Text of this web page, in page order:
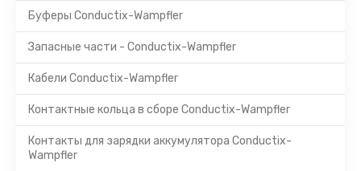
Буферы Conductix-Wampfler
Запасные части - Conductix-Wampfler
Кабели Conductix-Wampfler
Контактные кольца в сборе Conductix-Wampfler
Контакты для зарядки аккумулятора Conductix-
Wampfler